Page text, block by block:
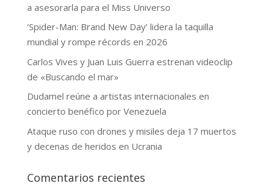
a asesorarla para el Miss Universo
‘Spider-Man: Brand New Day’ lidera la taquilla
mundial y rompe récords en 2026
Carlos Vives y Juan Luis Guerra estrenan videoclip
de «Buscando el mar»
Dudamel reúne a artistas internacionales en
concierto benéfico por Venezuela
Ataque ruso con drones y misiles deja 17 muertos
y decenas de heridos en Ucrania
Comentarios recientes